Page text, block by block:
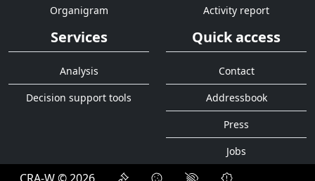
Organigram
Activity report
Services
Analysis
Decision support tools
Quick access
Contact
Addressbook
Press
Jobs